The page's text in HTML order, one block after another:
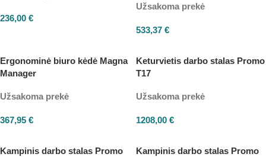
236,00 €
Užsakoma prekė
533,37 €
Ergonominė biuro kėdė Magna
Manager
Užsakoma prekė
367,95 €
Keturvietis darbo stalas Promo
T17
Užsakoma prekė
1208,00 €
Kampinis darbo stalas Promo
Kampinis darbo stalas Promo